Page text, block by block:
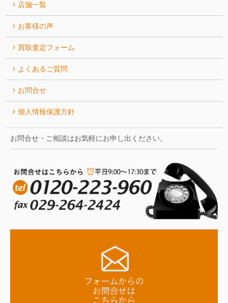
店舗一覧
お客様の声
買取査定フォーム
よくあるご質問
お問合せ
個人情報保護方針
お問合せ・ご相談はお気軽にお申し出ください。